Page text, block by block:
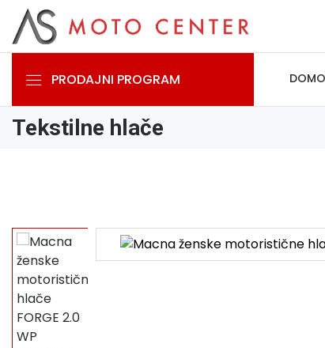
PRODAJNI PROGRAM
Tekstilne hlače